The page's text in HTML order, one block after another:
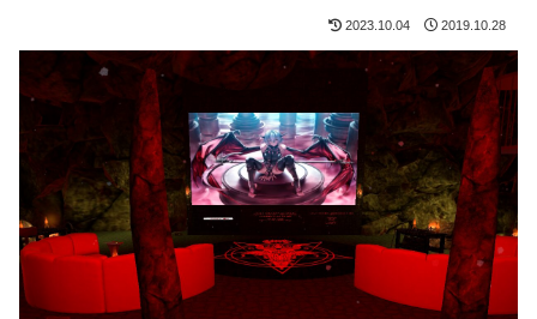
2023.10.04 2019.10.28